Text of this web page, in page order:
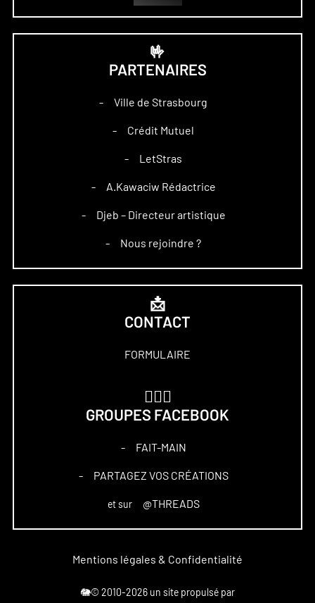
🤟
PARTENAIRES
– Ville de Strasbourg
– Crédit Mutuel
– LetStras
– A.Kawaciw Rédactrice
– Djeb – Directeur artistique
– Nous rejoindre ?
📩
CONTACT
FORMULAIRE
GROUPES FACEBOOK
– FAIT-MAIN
– PARTAGEZ VOS CRÉATIONS
et sur @THREADS
Mentions légales & Confidentialité
🐘© 2010-2026 un site propulsé par